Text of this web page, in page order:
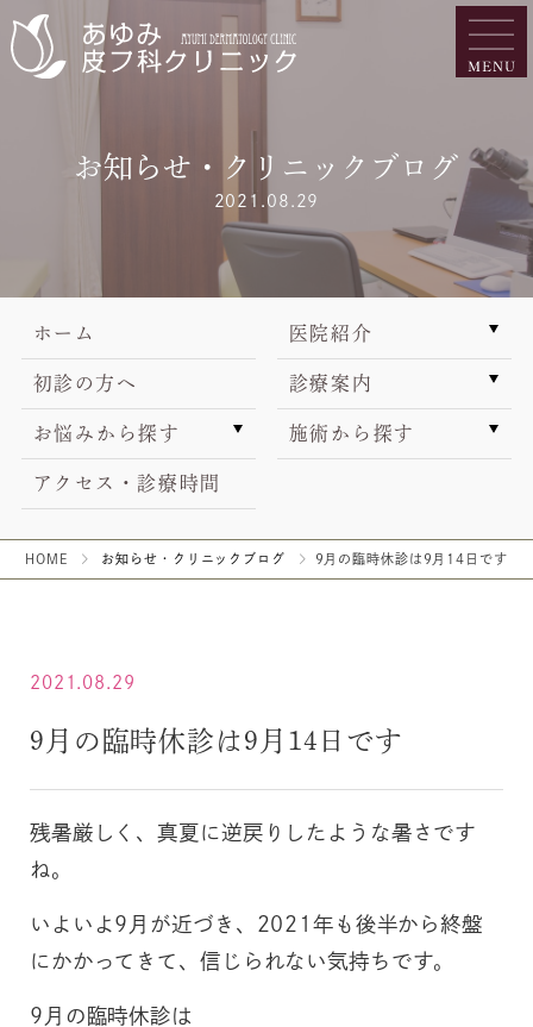
お知らせ・クリニックブログ
2021.08.29
ホーム 医院紹介
初診の方へ 診療案内
お悩みから探す 施術から探す
アクセス・診療時間
HOME お知らせ・クリニックブログ 9月の臨時休診は9月14日です
2021.08.29
9月の臨時休診は9月14日です
残暑厳しく、真夏に逆戻りしたような暑さです
ね。
いよいよ9月が近づき、2021年も後半から終盤
にかかってきて、信じられない気持ちです。
9月の臨時休診は